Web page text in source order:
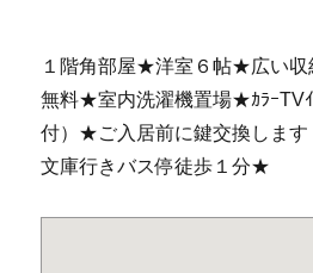
１階角部屋★洋室６帖★広い収
無料★室内洗濯機置場★ｶﾗｰTVｲ
付）★ご入居前に鍵交換しま
文庫行きバス停徒歩１分★